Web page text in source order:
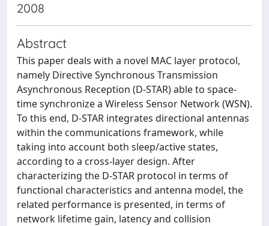
2008
Abstract
This paper deals with a novel MAC layer protocol,
namely Directive Synchronous Transmission
Asynchronous Reception (D-STAR) able to space-
time synchronize a Wireless Sensor Network (WSN).
To this end, D-STAR integrates directional antennas
within the communications framework, while
taking into account both sleep/active states,
according to a cross-layer design. After
characterizing the D-STAR protocol in terms of
functional characteristics and antenna model, the
related performance is presented, in terms of
network lifetime gain, latency and collision